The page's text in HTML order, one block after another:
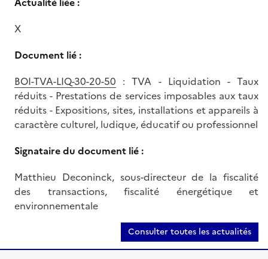
X
Document lié :
BOI-TVA-LIQ-30-20-50 : TVA - Liquidation - Taux
réduits - Prestations de services imposables aux taux
réduits - Expositions, sites, installations et appareils à
caractère culturel, ludique, éducatif ou professionnel
Signataire du document lié :
Matthieu Deconinck, sous-directeur de la fiscalité
des transactions, fiscalité énergétique et
environnementale
Consulter toutes les actualités